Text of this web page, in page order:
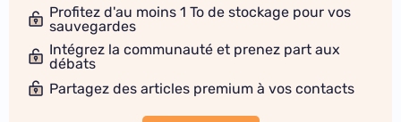
Profitez d'au moins 1 To de stockage pour vos
sauvegardes
Intégrez la communauté et prenez part aux
débats
Partagez des articles premium à vos contacts